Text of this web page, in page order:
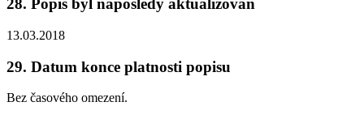
28. Popis byl naposledy aktualizován
13.03.2018
29. Datum konce platnosti popisu
Bez časového omezení.